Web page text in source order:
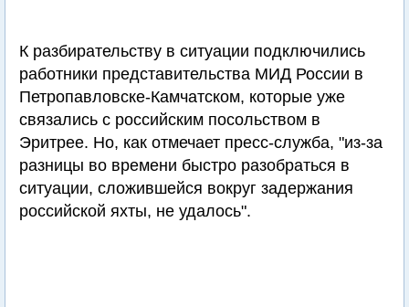
К разбирательству в ситуации подключились
работники представительства МИД России в
Петропавловске-Камчатском, которые уже
связались с российским посольством в
Эритрее. Но, как отмечает пресс-служба, "из-за
разницы во времени быстро разобраться в
ситуации, сложившейся вокруг задержания
российской яхты, не удалось".